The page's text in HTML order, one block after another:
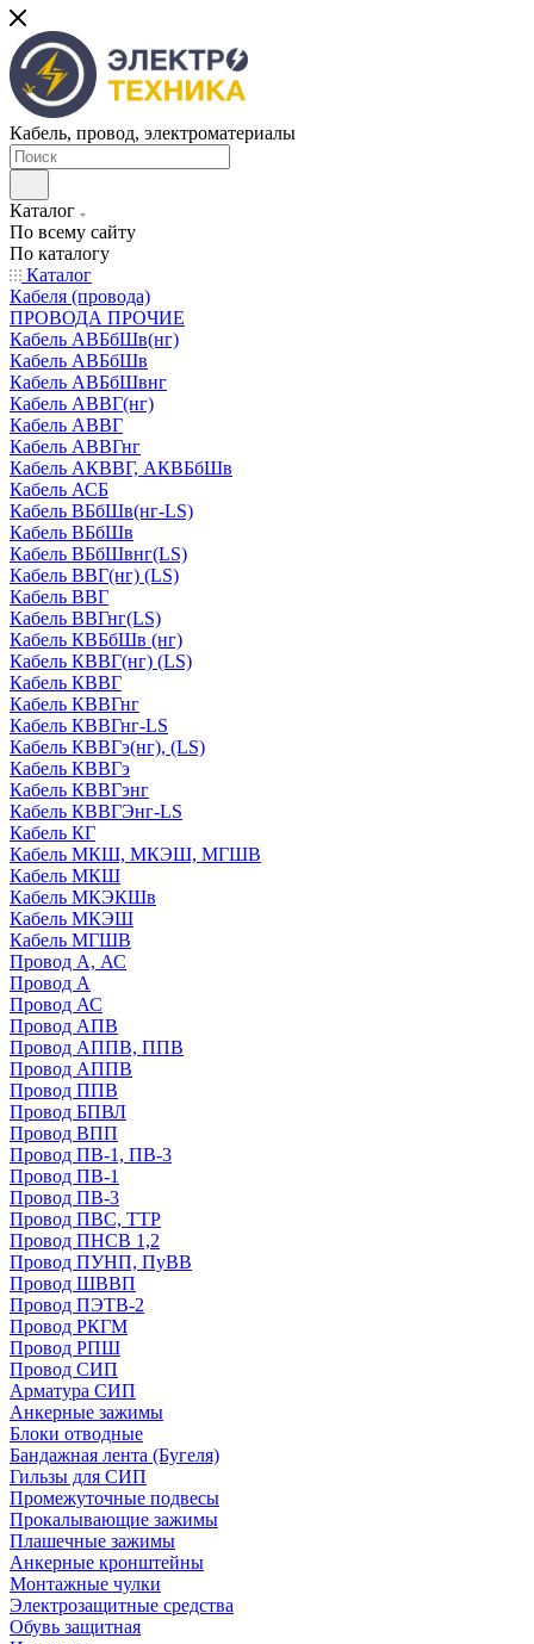
Кабель, провод, электроматериалы
Каталог
По всему сайту
По каталогу
Каталог
Кабеля (провода)
ПРОВОДА ПРОЧИЕ
Кабель АВБбШв(нг)
Кабель АВБбШв
Кабель АВБбШвнг
Кабель АВВГ(нг)
Кабель АВВГ
Кабель АВВГнг
Кабель АКВВГ, АКВБбШв
Кабель АСБ
Кабель ВБбШв(нг-LS)
Кабель ВБбШв
Кабель ВБбШвнг(LS)
Кабель ВВГ(нг) (LS)
Кабель ВВГ
Кабель ВВГнг(LS)
Кабель КВБбШв (нг)
Кабель КВВГ(нг) (LS)
Кабель КВВГ
Кабель КВВГнг
Кабель КВВГнг-LS
Кабель КВВГэ(нг), (LS)
Кабель КВВГэ
Кабель КВВГэнг
Кабель КВВГЭнг-LS
Кабель КГ
Кабель МКШ, МКЭШ, МГШВ
Кабель МКШ
Кабель МКЭКШв
Кабель МКЭШ
Кабель МГШВ
Провод А, АС
Провод А
Провод АС
Провод АПВ
Провод АППВ, ППВ
Провод АППВ
Провод ППВ
Провод БПВЛ
Провод ВПП
Провод ПВ-1, ПВ-3
Провод ПВ-1
Провод ПВ-3
Провод ПВС, ТТР
Провод ПНСВ 1,2
Провод ПУНП, ПуВВ
Провод ШВВП
Провод ПЭТВ-2
Провод РКГМ
Провод РПШ
Провод СИП
Арматура СИП
Анкерные зажимы
Блоки отводные
Бандажная лента (Бугеля)
Гильзы для СИП
Промежуточные подвесы
Прокалывающие зажимы
Плашечные зажимы
Анкерные кронштейны
Монтажные чулки
Электрозащитные средства
Обувь защитная